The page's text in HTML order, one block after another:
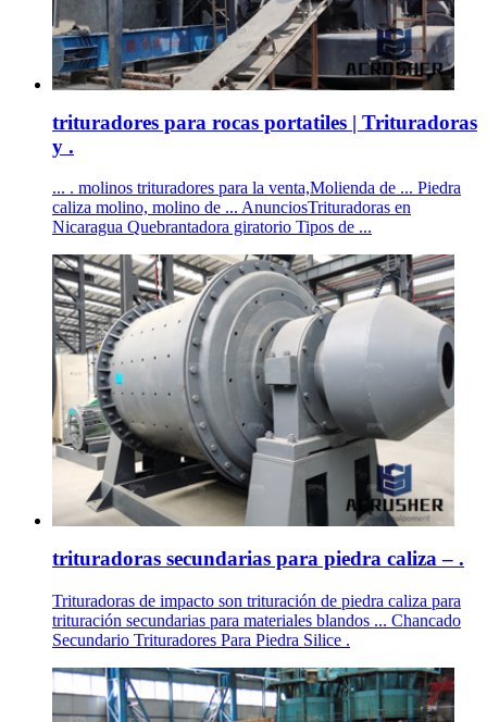
trituradores para rocas portatiles | Trituradoras
y .
... . molinos trituradores para la venta,Molienda de ... Piedra
caliza molino, molino de ... AnunciosTrituradoras en
Nicaragua Quebrantadora giratorio Tipos de ...
trituradoras secundarias para piedra caliza – .
Trituradoras de impacto son trituración de piedra caliza para
trituración secundarias para materiales blandos ... Chancado
Secundario Trituradores Para Piedra Silice .